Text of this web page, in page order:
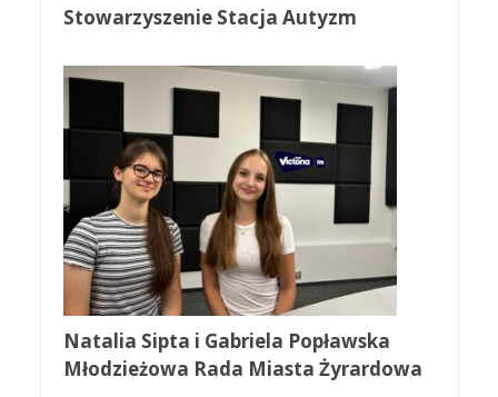
Stowarzyszenie Stacja Autyzm
Natalia Sipta i Gabriela Popławska
Młodzieżowa Rada Miasta Żyrardowa